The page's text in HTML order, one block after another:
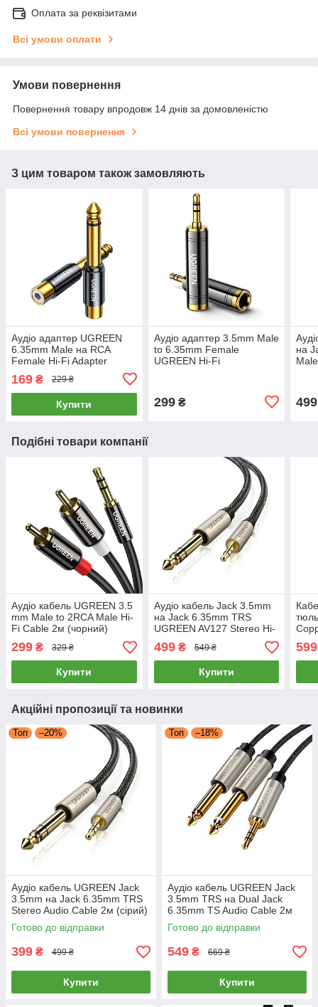
Оплата за реквізитами
Всі умови оплати
Умови повернення
Повернення товару впродовж 14 днів за домовленістю
Всі умови повернення
З цим товаром також замовляють
Аудіо адаптер UGREEN
6.35mm Male на RCA
Female Hi-Fi Adapter
169 ₴ 229 ₴
Купити
Аудіо адаптер 3.5mm Male
to 6.35mm Female
UGREEN Hi-Fi
299₴
на
499
Подібні товари компанії
Аудіо кабель UGREEN 3.5
mm Male to 2RCA Male Hi-
Fi Cable 2м (чорний)
AV116
299 ₴ 329 ₴
Купити
Аудіо кабель Jack 3.5mm
на Jack 6.35mm TRS
UGREEN AV127 Stereo Hi-
Fi Audio Cable 3 метри
(сірий)
499₴ 549 ₴
Купити
599
Акційні пропозиції та новинки
Топ –20%
Аудіо кабель UGREEN Jack
3.5mm на Jack 6.35mm TRS
Stereo Audio Cable 2м (сірий)
AV127
Готово до відправки
399 ₴ 499 ₴
Купити
Топ –18%
Аудіо кабель UGREEN Jack
3.5mm TRS на Dual Jack
6.35mm TS Audio Cable 2м
(сірий) AV126
Готово до відправки
549 ₴ 669 ₴
Купити